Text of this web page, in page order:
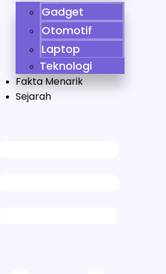
Gadget
Otomotif
Laptop
Teknologi
Fakta Menarik
Sejarah